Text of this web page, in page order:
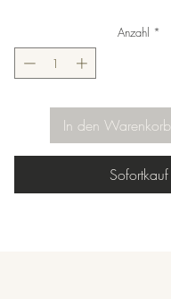
Anzahl *
In den Warenkorb
Sofortkauf